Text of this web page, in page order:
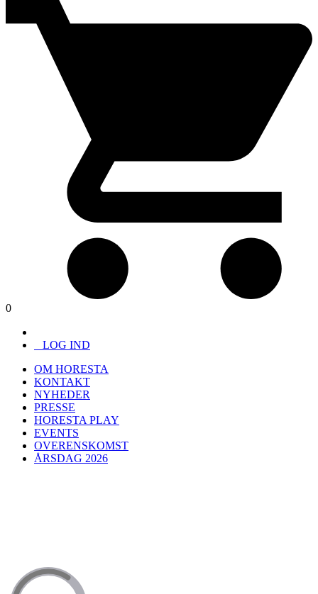
0
LOG IND
OM HORESTA
KONTAKT
NYHEDER
PRESSE
HORESTA PLAY
EVENTS
OVERENSKOMST
ÅRSDAG 2026